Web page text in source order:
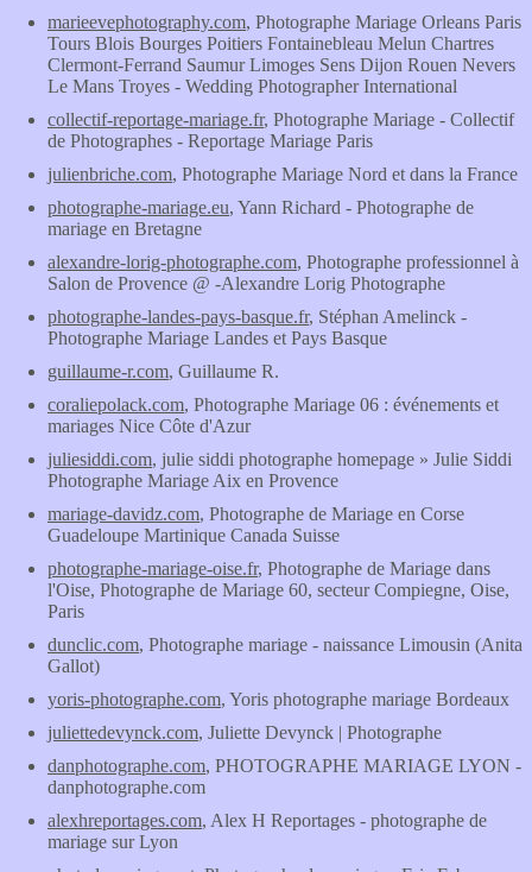
marieevephotography.com, Photographe Mariage Orleans Paris
Tours Blois Bourges Poitiers Fontainebleau Melun Chartres
Clermont-Ferrand Saumur Limoges Sens Dijon Rouen Nevers
Le Mans Troyes - Wedding Photographer International
collectif-reportage-mariage.fr, Photographe Mariage - Collectif
de Photographes - Reportage Mariage Paris
julienbriche.com, Photographe Mariage Nord et dans la France
photographe-mariage.eu, Yann Richard - Photographe de
mariage en Bretagne
alexandre-lorig-photographe.com, Photographe professionnel à
Salon de Provence @ -Alexandre Lorig Photographe
photographe-landes-pays-basque.fr, Stéphan Amelinck -
Photographe Mariage Landes et Pays Basque
guillaume-r.com, Guillaume R.
coraliepolack.com, Photographe Mariage 06 : événements et
mariages Nice Côte d'Azur
juliesiddi.com, julie siddi photographe homepage » Julie Siddi
Photographe Mariage Aix en Provence
mariage-davidz.com, Photographe de Mariage en Corse
Guadeloupe Martinique Canada Suisse
photographe-mariage-oise.fr, Photographe de Mariage dans
l'Oise, Photographe de Mariage 60, secteur Compiegne, Oise,
Paris
dunclic.com, Photographe mariage - naissance Limousin (Anita
Gallot)
yoris-photographe.com, Yoris photographe mariage Bordeaux
juliettedevynck.com, Juliette Devynck | Photographe
danphotographe.com, PHOTOGRAPHE MARIAGE LYON -
danphotographe.com
alexhreportages.com, Alex H Reportages - photographe de
mariage sur Lyon